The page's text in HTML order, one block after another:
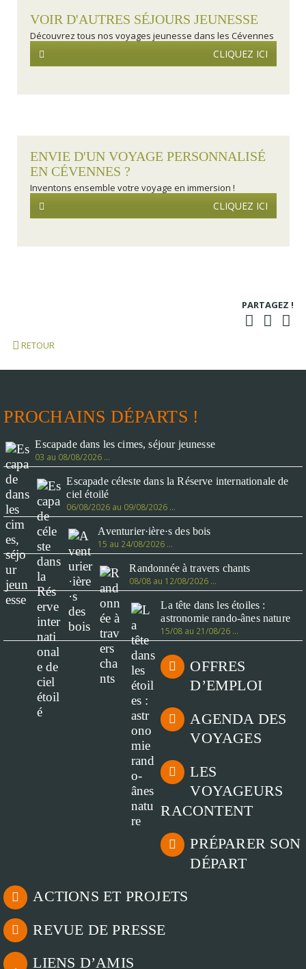
VOIR D'AUTRES SÉJOURS JEUNESSE
Découvrez tous nos voyages jeunesse dans les Cévennes
CLIQUEZ ICI
ENVIE D'UN VOYAGE PERSONNALISÉ
EN CÉVENNES ?
Inventons ensemble votre voyage en immersion !
CLIQUEZ ICI
PARTAGEZ !
RETOUR
PROCHAINS DÉPARTS !
Escapade dans les cimes, séjour jeunesse
03 au 08/08/2026 …
Escapade céleste dans la Réserve internationale de
ciel étoilé
06/08/2026 au 09/08/2026 …
Aventurier·ière·s des bois
15 au 24/08/2026 …
Randonnée à travers chants
08/08 au 12/08/2026 …
La tête dans les étoiles :
astronomie rando-ânes nature
15/08 au 21/08/26 …
OFFRES
D’EMPLOI
AGENDA DES
VOYAGES
LES
VOYAGEURS
RACONTENT
PRÉPARER SON
DÉPART
ACTIONS ET PROJETS
REVUE DE PRESSE
LIENS D’AMIS